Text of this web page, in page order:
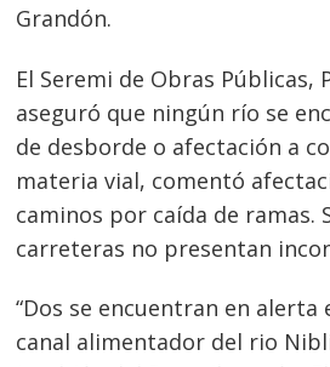
Grandón.
El Seremi de Obras Públicas,
aseguró que ningún río se
de desborde o afectación a
materia vial, comentó
caminos por caída de ramas.
carreteras no presentan
“Dos se encuentran en alerta
canal alimentador del rio